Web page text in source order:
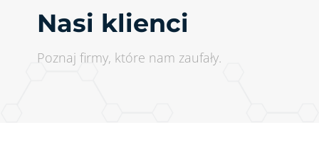
Nasi klienci
Poznaj firmy, które nam zaufały.